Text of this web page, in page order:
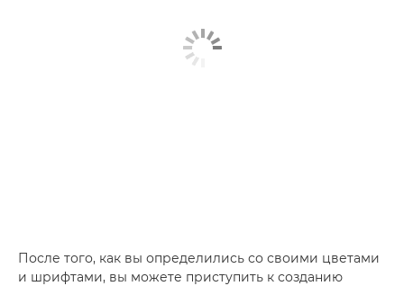
После того, как вы определились со своими цветами
и шрифтами, вы можете приступить к созданию